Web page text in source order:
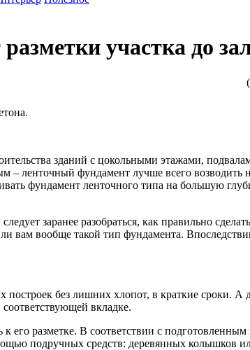
участка до
зданий с цокольными этажами,
– ленточный фундамент лучше всего возводить
фундамент ленточного типа на большую
заранее разобраться, как правильно
вам вообще такой тип фундамента.
построек без лишних хлопот, в краткие сроки. А
вкладке.
его разметке. В соответствии с
подручных средств: деревянных колышков